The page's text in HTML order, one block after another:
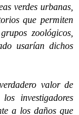
verdes urbanas,
que permiten
zoológicos,
usarían dichos
valor de
investigadores
a los daños que